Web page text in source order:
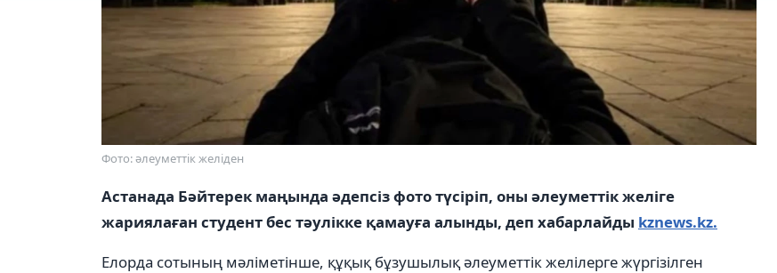
Фото: әлеуметтік желіден
Астанада Бәйтерек маңында әдепсіз фото түсіріп, оны әлеуметтік желіге
жариялаған студент бес тәулікке қамауға алынды, деп хабарлайды kznews.kz.
Елорда сотының мәліметінше, құқық бұзушылық әлеуметтік желілерге жүргізілген